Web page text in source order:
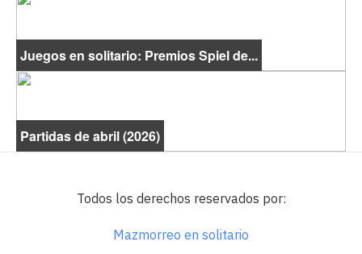
Juegos en solitario: Premios Spiel de...
Partidas de abril (2026)
Todos los derechos reservados por:
Mazmorreo en solitario